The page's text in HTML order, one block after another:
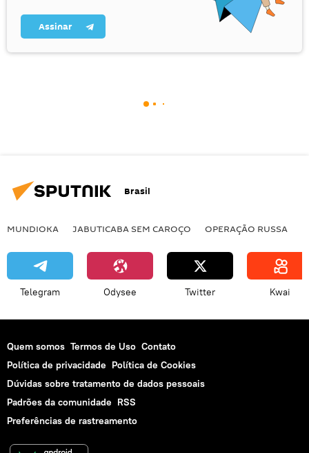
Assinar
Brasil
MUNDIOKA JABUTICABA SEM CAROÇO OPERAÇÃO RUSSA
Telegram Odysee Twitter Kwai
Quem somos Termos de Uso Contato
Política de privacidade Política de Cookies
Dúvidas sobre tratamento de dados pessoais
Padrões da comunidade RSS
Preferências de rastreamento